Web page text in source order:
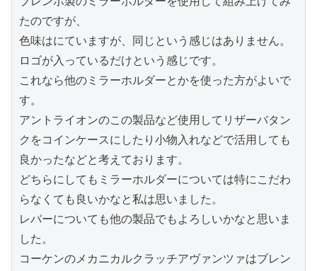
たのですが、
色味はにていますが、同じという感じはありません。
ロゴが入っているだけという感じです。
これなら他のミラーホルダーとかを使った方がよいで
す。
アントライオンのこの製品など使用してリザーバタン
クをコインケースにしたり小物入れなどで活用しても
良かったなどと考えております。
どちらにしてもミラーホルダーについては特にこだわ
らなくても良いかなと私は思いました。
レバーについても他の製品でもよろしいかなと思いま
した。
コーケンのメカニカルクラッチアヴァンツァはブレン